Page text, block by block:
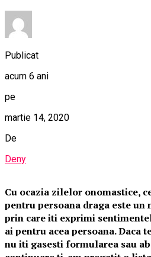
Publicat
acum 6 ani
pe
martie 14, 2020
De
Deny
Cu ocazia zilelor onomastice,
pentru persoana draga este un
prin care iti exprimi
ai pentru acea persoana. Daca
nu iti gasesti formularea sau